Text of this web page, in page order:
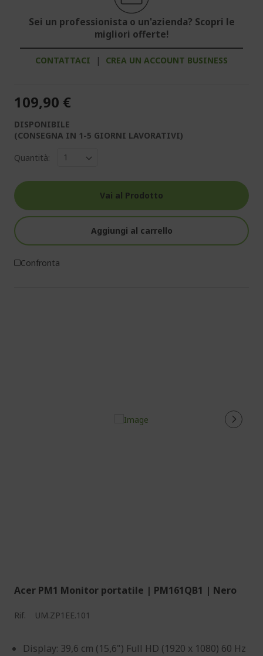
Sei un professionista o un'azienda? Scopri le
migliori offerte!
CONTATTACI | CREA UN ACCOUNT BUSINESS
109,90 €
DISPONIBILE
(CONSEGNA IN 1-5 GIORNI LAVORATIVI)
Quantità:
Vai al Prodotto
Aggiungi al carrello
Confronta
Acer PM1 Monitor portatile | PM161QB1 | Nero
Rif. UM.ZP1EE.101
Display: 39,6 cm (15,6") Full HD (1920 x 1080) 60 Hz